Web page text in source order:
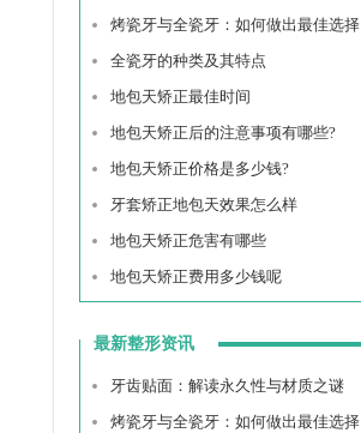
烤瓷牙与全瓷牙：如何做出最佳选择
全瓷牙的种类及其特点
地包天矫正最佳时间
地包天矫正后的注意事项有哪些?
地包天矫正价格是多少钱?
牙套矫正地包天效果怎么样
地包天矫正危害有哪些
地包天矫正费用多少钱呢
最新整形资讯
牙齿贴面：解读永久性与材质之谜
烤瓷牙与全瓷牙：如何做出最佳选择